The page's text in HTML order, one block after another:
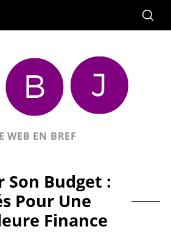
WEB EN BREF
Son Budget :
Pour Une
Finance